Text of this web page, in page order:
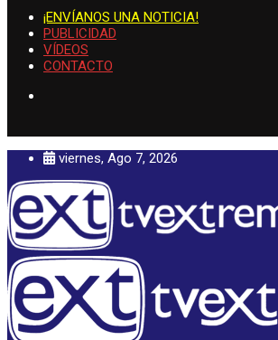
¡ENVÍANOS UNA NOTICIA!
PUBLICIDAD
VÍDEOS
CONTACTO
viernes, Ago 7, 2026